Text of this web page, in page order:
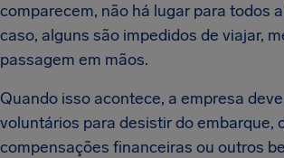
comparecem, não há lugar para todos
caso, alguns são impedidos de viajar,
passagem em mãos.
Quando isso acontece, a empresa
voluntários para desistir do embarque,
compensações financeiras ou outros